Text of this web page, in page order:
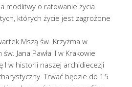
modlitwy o ratowanie życia
których życie jest zagrożone
Mszą św. Krzyżma w
Jana Pawła II w Krakowie
I w historii naszej archidiecezji
Trwać będzie do 15